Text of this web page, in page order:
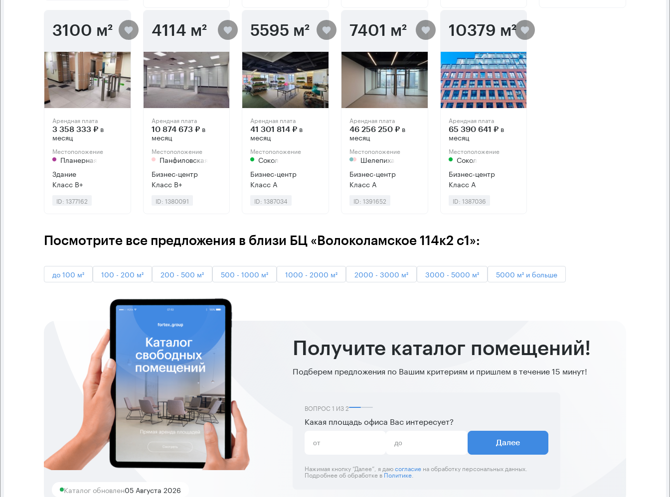
3100 м²
Арендная плата
3 358 333 ₽ в
месяц
Местоположение
Планерная
Здание
Класс B+
ID: 1377162
4114 м²
Арендная плата
10 874 673 ₽в
месяц
Местоположение
Панфиловская
Бизнес-центр
Класс B+
ID: 1380091
5595 м²
Арендная плата
41 301 814 ₽ в
месяц
Местоположение
Сокол
Бизнес-центр
Класс А
ID: 1387034
7401 м²
Арендная плата
46 256 250 ₽в
месяц
Местоположение
Шелепиха
Бизнес-центр
Класс А
ID: 1391652
10379 м²
Арендная плата
65 390 641 ₽в
месяц
Местоположение
Сокол
Бизнес-центр
Класс А
ID: 1387036
Посмотрите все предложения в близи БЦ «Волоколамское 114к2 с1»:
до 100 м² 100 - 200 м² 200 - 500 м² 500 - 1000 м² 1000 - 2000 м² 2000 - 3000 м² 3000 - 5000 м² 5000 м² и больше
Каталог обновлен05 Августа 2026
Получите каталог помещений!
Подберем предложения по Вашим критериям и пришлем в течение 15 минут!
ВОПРОС 1 ИЗ2
Какая площадь офиса Вас интересует?
Далее
Нажимая кнопку “Далее”, я даюсогласиена обработку персональных данных.
Подробнее об обработке вПолитике.